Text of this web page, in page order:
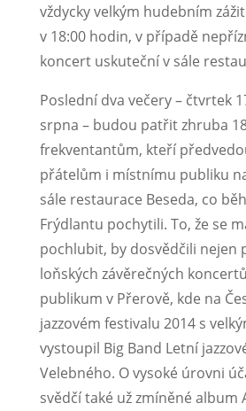
vždycky velkým hudebním
v 18:00 hodin, v případě
koncert uskuteční v sále
Poslední dva večery – čtvrtek
srpna – budou patřit zhruba
frekventantům, kteří
přátelům i místnímu publiku
sále restaurace Beseda, co
Frýdlantu pochytili. To, že se
pochlubit, by dosvědčili nejen
loňských závěrečných
publikum v Přerově, kde na
jazzovém festivalu 2014 s
vystoupil Big Band Letní
Velebného. O vysoké úrovni
svědčí také už zmíněné album